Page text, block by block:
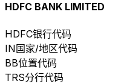
HDFC BANK LIMITED
HDFC银行代码
IN国家/地区代码
BB位置代码
TRS分行代码